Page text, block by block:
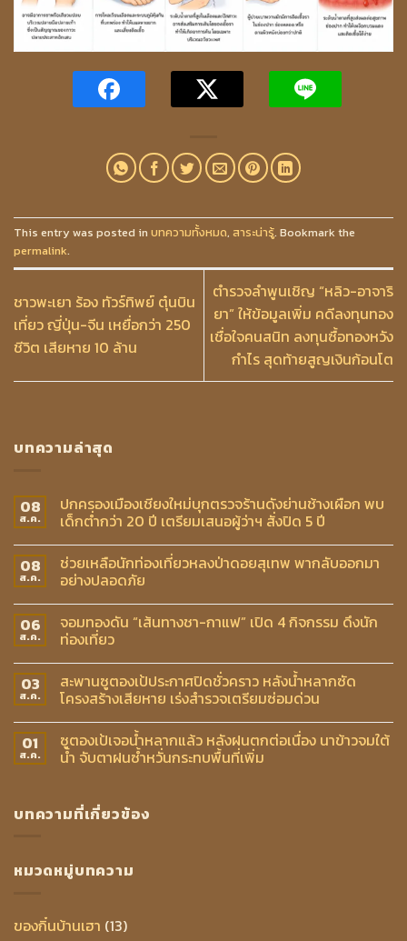
This entry was posted in บทความทั้งหมด, สาระน่ารู้. Bookmark the
permalink.
ชาวพะเยา ร้อง ทัวร์ทิพย์ ตุ๋นบิน
เที่ยว ญี่ปุ่น-จีน เหยื่อกว่า 250
ชีวิต เสียหาย 10 ล้าน
ตำรวจลำพูนเชิญ “หลิว-อาจาริ
ยา” ให้ข้อมูลเพิ่ม คดีลงทุนทอง
เชื่อใจคนสนิท ลงทุนซื้อทองหวัง
กำไร สุดท้ายสูญเงินก้อนโต
บทความล่าสุด
08
ส.ค.
ปกครองเมืองเชียงใหม่บุกตรวจร้านดังย่านช้างเผือก พบ
เด็กต่ำกว่า 20 ปี เตรียมเสนอผู้ว่าฯ สั่งปิด 5 ปี
08
ส.ค.
ช่วยเหลือนักท่องเที่ยวหลงป่าดอยสุเทพ พากลับออกมา
อย่างปลอดภัย
06
ส.ค.
จอมทองดัน “เส้นทางชา-กาแฟ” เปิด 4 กิจกรรม ดึงนัก
ท่องเที่ยว
03
ส.ค.
สะพานซูตองเป้ประกาศปิดชั่วคราว หลังน้ำหลากซัด
โครงสร้างเสียหาย เร่งสำรวจเตรียมซ่อมด่วน
01
ส.ค.
ซูตองเป้เจอน้ำหลากแล้ว หลังฝนตกต่อเนื่อง นาข้าวจมใต้
น้ำ จับตาฝนซ้ำหวั่นกระทบพื้นที่เพิ่ม
บทความที่เกี่ยวข้อง
หมวดหมู่บทความ
ของกิ๋นบ้านเฮา (13)